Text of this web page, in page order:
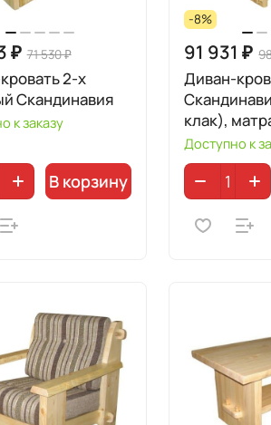
₽ 71 530 ₽
2-х
Скандинавия
к заказу
В корзину
-8%
91 931 ₽
Диван-
клак),
Доступно к